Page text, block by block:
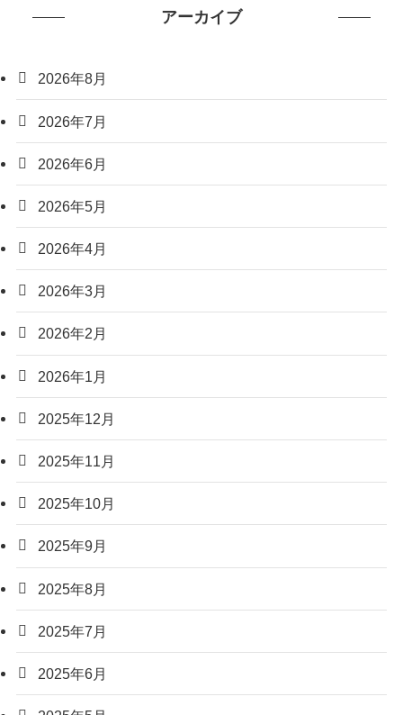
アーカイブ
2026年8月
2026年7月
2026年6月
2026年5月
2026年4月
2026年3月
2026年2月
2026年1月
2025年12月
2025年11月
2025年10月
2025年9月
2025年8月
2025年7月
2025年6月